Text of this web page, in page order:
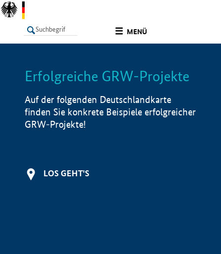
MENÜ
LISTE Info
Erfolgreiche GRW-Projekte
Auf der folgenden Deutschlandkarte
finden Sie konkrete Beispiele erfolgreicher
GRW-Projekte!
LOS GEHT'S